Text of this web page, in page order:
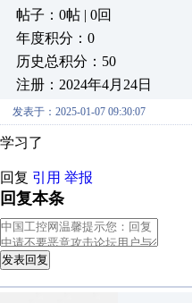
帖子：0帖 | 0回
年度积分：0
历史总积分：50
注册：2024年4月24日
发表于：2025-01-07 09:30:07
学习了
回复 引用 举报
回复本条
发表回复